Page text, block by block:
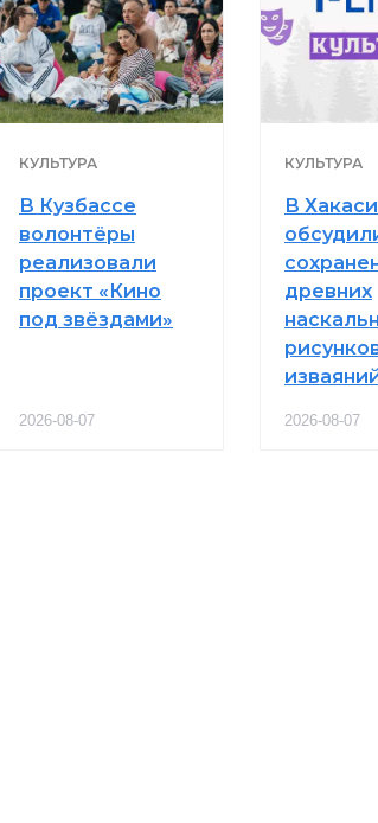
КУЛЬТУРА
В Кузбассе
волонтёры
реализовали
проект «Кино
под звёздами»
2026-08-07
КУЛЬТУРА
В
древних
2026-08-07